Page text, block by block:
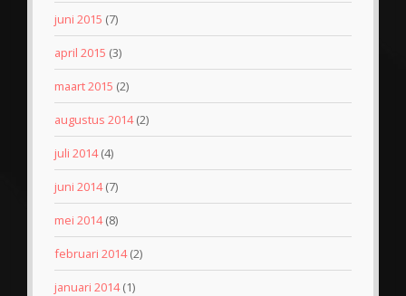
juni 2015 (7)
april 2015 (3)
maart 2015 (2)
augustus 2014(2)
juli 2014(4)
juni 2014(7)
mei 2014(8)
februari 2014(2)
januari 2014(1)